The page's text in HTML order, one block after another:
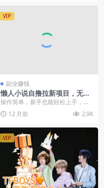
VIP
副业赚钱
懒人小说自撸拉新项目，无需
流量，在家也能做的副业
操作简单，新手也能轻松上手，收
益每天稳定后台实时可查，稳定无
风控12 月前 2.9K
VIP